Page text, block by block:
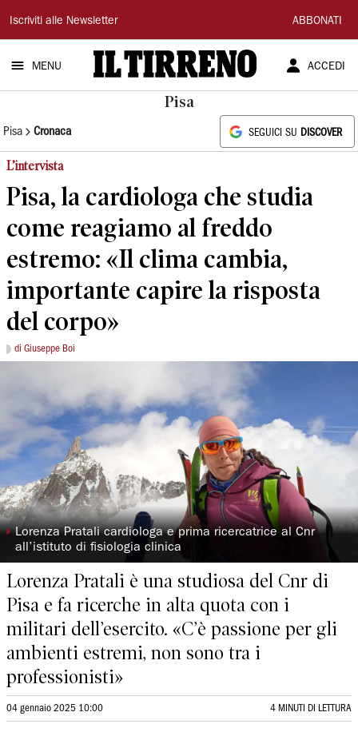
Il
Tirreno
Iscriviti alle Newsletter ABBONATI
MENU ACCEDI
Pisa
Pisa Cronaca SEGUICI SU DISCOVER
L’intervista
Pisa, la cardiologa che studia
come reagiamo al freddo
estremo: «Il clima cambia,
importante capire la risposta
del corpo»
di Giuseppe Boi
◗Lorenza Pratali cardiologa e prima ricercatrice al Cnr
all’istituto di fisiologia clinica
Lorenza Pratali è una studiosa del Cnr di
Pisa e fa ricerche in alta quota con i
militari dell’esercito. «C’è passione per gli
ambienti estremi, non sono tra i
professionisti»
04 gennaio 2025 10:00 4 MINUTI DI LETTURA